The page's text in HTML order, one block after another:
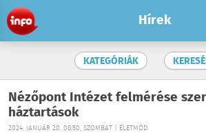
Hírek
KATEGÓRIÁK
Nézőpont Intézet felmérése
háztartások
2024. JANUÁR 20. 08:50, SZOMBAT | ÉLETMÓD